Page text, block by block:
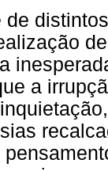
de
a